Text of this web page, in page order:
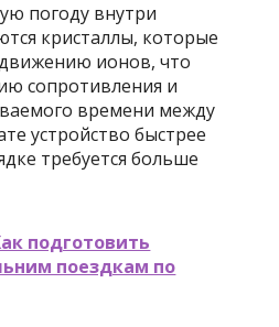
погоду внутри
кристаллы, которые
ионов, что
сопротивления и
времени между
устройство быстрее
требуется больше
подготовить
поездкам по